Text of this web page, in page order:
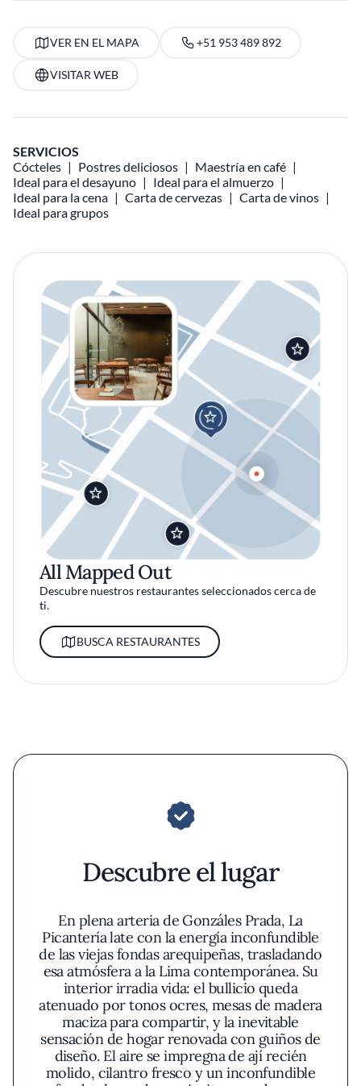
VER EN EL MAPA +51 953 489 892
VISITAR WEB
SERVICIOS
Cócteles
Postres deliciosos
Maestría en café
Ideal para el desayuno
Ideal para el almuerzo
Ideal para la cena
Carta de cervezas
Carta de vinos
Ideal para grupos
All Mapped Out
Descubre nuestros restaurantes seleccionados cerca de
ti.
BUSCA RESTAURANTES
Descubre el lugar
En plena arteria de Gonzáles Prada, La
Picantería late con la energía inconfundible
de las viejas fondas arequipeñas, trasladando
esa atmósfera a la Lima contemporánea. Su
interior irradia vida: el bullicio queda
atenuado por tonos ocres, mesas de madera
maciza para compartir, y la inevitable
sensación de hogar renovada con guiños de
diseño. El aire se impregna de ají recién
molido, cilantro fresco y un inconfundible